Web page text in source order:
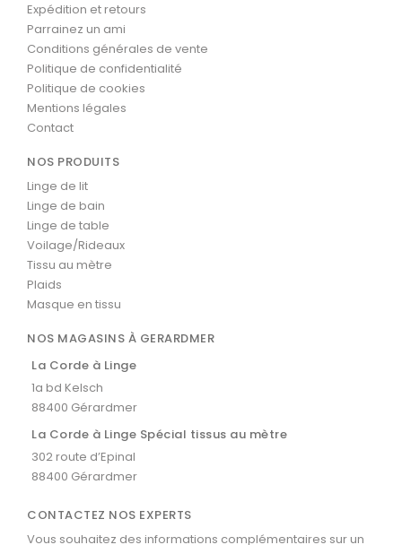
Expédition et retours
Parrainez un ami
Conditions générales de vente
Politique de confidentialité
Politique de cookies
Mentions légales
Contact
NOS PRODUITS
Linge de lit
Linge de bain
Linge de table
Voilage/Rideaux
Tissu au mètre
Plaids
Masque en tissu
NOS MAGASINS À GERARDMER
La Corde à Linge
1a bd Kelsch
88400 Gérardmer
La Corde à Linge Spécial tissus au mètre
302 route d’Epinal
88400 Gérardmer
CONTACTEZ NOS EXPERTS
Vous souhaitez des informations complémentaires sur un